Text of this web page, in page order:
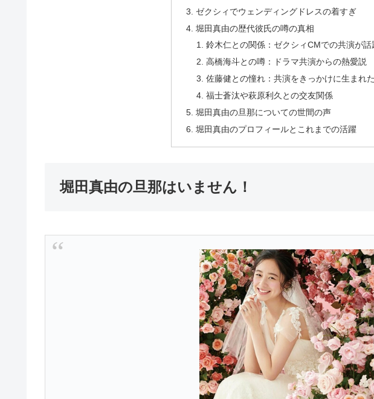
ゼクシィでウェンディングドレスの着すぎ
堀田真由の歴代彼氏の噂の真相
鈴木仁との関係：ゼクシィCMでの共演が話
高橋海斗との噂：ドラマ共演からの熱愛説
佐藤健との憧れ：共演をきっかけに生まれ
福士蒼汰や萩原利久との交友関係
堀田真由の旦那についての世間の声
堀田真由のプロフィールとこれまでの活躍
堀田真由の旦那はいません！